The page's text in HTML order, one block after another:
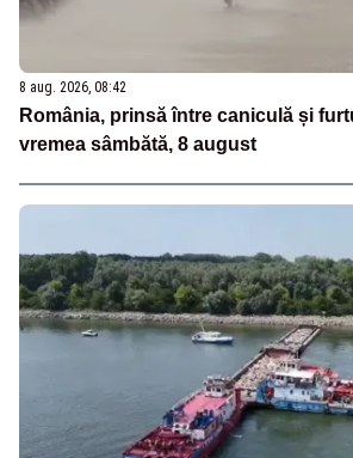
8 aug. 2026, 08:42
România, prinsă între caniculă și
vremea sâmbătă, 8 august